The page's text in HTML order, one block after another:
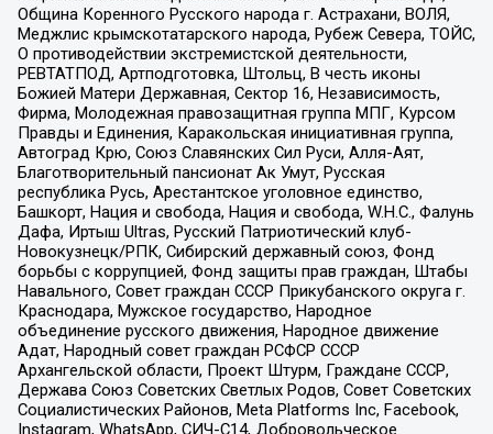
Община Коренного Русского народа г. Астрахани, ВОЛЯ,
Меджлис крымскотатарского народа, Рубеж Севера, ТОЙС,
О противодействии экстремистской деятельности,
РЕВТАТПОД, Артподготовка, Штольц, В честь иконы
Божией Матери Державная, Сектор 16, Независимость,
Фирма, Молодежная правозащитная группа МПГ, Курсом
Правды и Единения, Каракольская инициативная группа,
Автоград Крю, Союз Славянских Сил Руси, Алля-Аят,
Благотворительный пансионат Ак Умут, Русская
республика Русь, Арестантское уголовное единство,
Башкорт, Нация и свобода, Нация и свобода, W.H.С., Фалунь
Дафа, Иртыш Ultras, Русский Патриотический клуб-
Новокузнецк/РПК, Сибирский державный союз, Фонд
борьбы с коррупцией, Фонд защиты прав граждан, Штабы
Навального, Совет граждан СССР Прикубанского округа г.
Краснодара, Мужское государство, Народное
объединение русского движения, Народное движение
Адат, Народный совет граждан РСФСР СССР
Архангельской области, Проект Штурм, Граждане СССР,
Держава Союз Советских Светлых Родов, Совет Советских
Социалистических Районов, Meta Platforms Inc, Facebook,
Instagram, WhatsApp, СИЧ-С14, Добровольческое